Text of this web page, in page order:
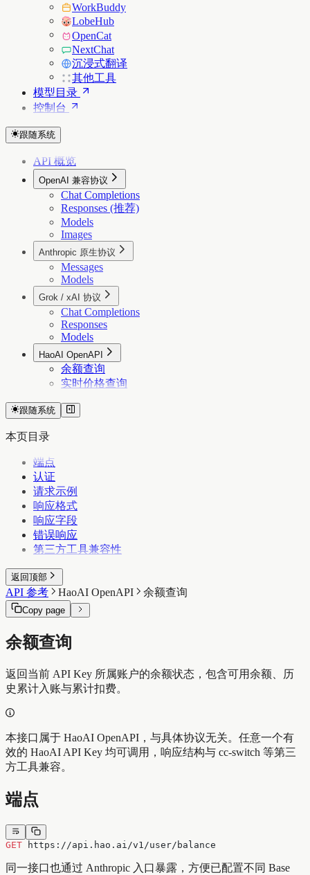
WorkBuddy
LobeHub
OpenCat
NextChat
沉浸式翻译
其他工具
模型目录
控制台
跟随系统
API 概览
OpenAI 兼容协议
Chat Completions
Responses (推荐)
Models
Images
Anthropic 原生协议
Messages
Models
Grok / xAI 协议
Chat Completions
Responses
Models
HaoAI OpenAPI
余额查询
实时价格查询
跟随系统
本页目录
端点
认证
请求示例
响应格式
响应字段
错误响应
第三方工具兼容性
返回顶部
API 参考 HaoAI OpenAPI 余额查询
Copy page
余额查询
返回当前 API Key 所属账户的余额状态，包含可用余额、历
史累计入账与累计扣费。
本接口属于 HaoAI OpenAPI，与具体协议无关。任意一个有
效的 HaoAI API Key 均可调用，响应结构与 cc-switch 等第三
方工具兼容。
端点
GET https://api.hao.ai/v1/user/balance
同一接口也通过 Anthropic 入口暴露，方便已配置不同 Base